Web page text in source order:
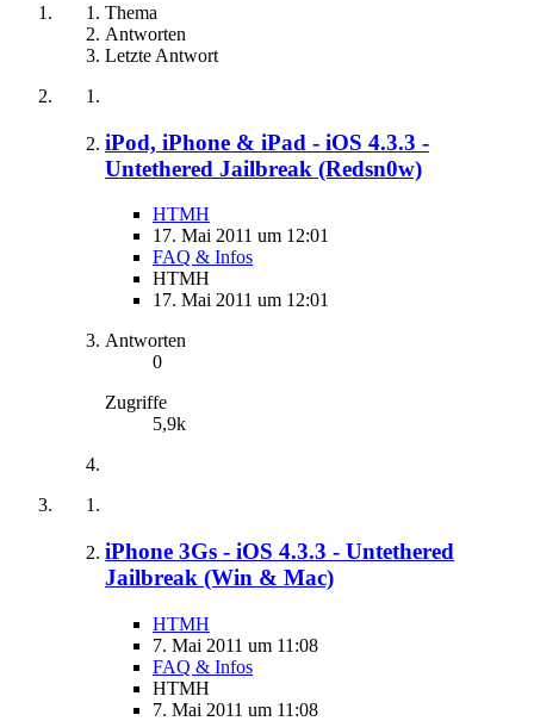
Thema
Antworten
Letzte Antwort
iPod, iPhone & iPad - iOS 4.3.3 -
Untethered Jailbreak (Redsn0w)
HTMH
17. Mai 2011 um 12:01
FAQ & Infos
HTMH
17. Mai 2011 um 12:01
Antworten
0
Zugriffe
5,9k
iPhone 3Gs - iOS 4.3.3 - Untethered
Jailbreak (Win & Mac)
HTMH
7. Mai 2011 um 11:08
FAQ & Infos
HTMH
7. Mai 2011 um 11:08